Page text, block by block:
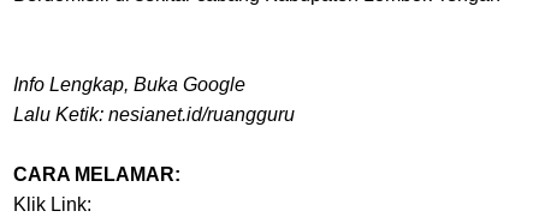
Info Lengkap, Buka Google
Lalu Ketik: nesianet.id/ruangguru
CARA MELAMAR:
Klik Link: